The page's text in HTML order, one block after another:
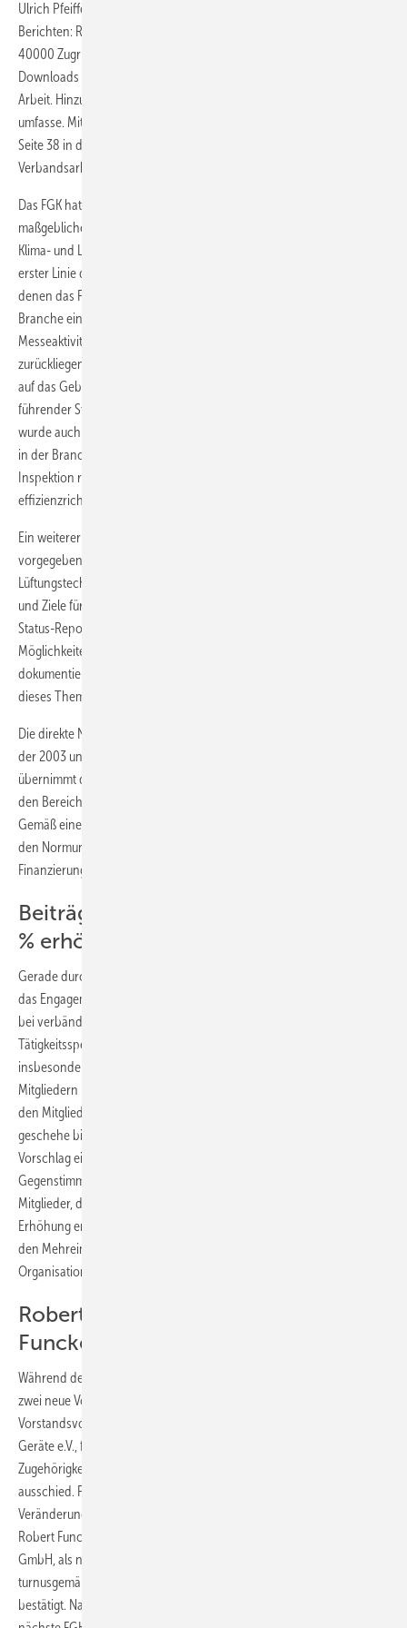
Ulrich Pfeiffenberger und Geschäftsführer Günther Mertz in ihren
Berichten: Rund 9 Mio. Veröffentlichungen in der Pressearbeit, bis zu
40000 Zugriffe pro Woche auf die FGK-Internetseiten und ca. 336000
Downloads im Berichtszeitraum dokumentierten die erfolgreiche FGK-
Arbeit. Hinzu käme, dass die FGK-Literaturliste mittlerweile 141 Titel
umfasse. Mit den FGK-Status-Reports sowie dem Klima-Tag (Bericht ab
Seite 38 in dieser Ausgabe) hätte das FGK wichtige Instrumente für die
Verbandsarbeit etabliert.
Das FGK hat sich damit von der „PR-Agentur der Branche“ zu einer
maßgeblichen Inter­essenvertretung für den gesamten Bereich der
Klima- und Lüftungstechnik entwickelt. Schwerpunkte dabei sind in
erster Linie die intensive Lobbyarbeit, die Normungsaktivitäten, bei
denen das FGK mittlerweile eine führende Stellung innerhalb der
Branche eingenommen hat, die nationalen und internationalen
Messeaktivitäten und das Internet-Informationsangebot. In den
zurückliegenden zwölf Monaten konzentrierte sich die Lobbyarbeit
auf das Gebiet der Energieeinsparverordnung, wobei das FGK an
führender Stelle die Entwicklung der DIN 18599 beeinflusste. So
wurde auch in ­enger Kooperation mit dem Bundesbauministerium die
in der Branche viel beachtete Grundlage für die „Energetische
Inspektion raumlufttechnischer Anlagen“ nach der EU-Gebäude­
effizienzrichtlinie erstellt.
Ein weiterer Fokus der Lobbyarbeit lag in der von der EU
vorgegebenen Nutzung erneuerbarer Energien in der Klima- und
Lüftungstechnik. Hier will das FGK ebenfalls Grund­lagen erarbeiten
und Ziele für den Einsatz erneuerbarer Energien definieren. Ein FGK
Status-Report, der kurz vor der Veröffentlichung steht, wird die
Möglichkeiten des Einsatzes erneuerbarer Energien zu Kühlzwecken ­
dokumentieren. Ferner soll sich eine Ad-hoc-Arbeitsgruppe intensiv
dieses Themas an­nehmen.
Die direkte Normungsarbeit konnte trotz knapper finanzieller Mittel in
der 2003 und 2004 begonnenen Weise fortgeführt werden. Dabei
übernimmt das FGK beim DIN wesentlich die Grundfinanzierung für
den Bereich der Wohnungslüftung AA 2.51 und Berechnung AA 2.54.
Gemäß einer ­Rahmenvereinbarung mit dem DIN ist die Mitarbeit in
den Normungsgremien für ­Mitgliedsfirmen des FGK, die sich an der ­
Finanzierung der Normung beteiligen, kostenfrei.
Beiträge ohne Gegenstimme um 25
% erhöht
Gerade durch die intensive Lobby- und Normungsarbeit, aber auch
das Engagement bei nationalen und internationalen Messen sowie
bei verbändeübergreifenden Aktivitäten hat sich das
Tätigkeitsspektrum des FGK stark erweitert. Ulrich Pfeiffenberger und
insbesondere Vorstandsmitglied Helmut Franzen erläuterten dies den
Mitgliedern nochmals eindringlich. Die Geschäftsstelle sei allein aus
den Mitgliedsbeiträgen schon lange nicht mehr zu finanzieren – dies
geschehe bisher über andere Einnahmequellen. So wurde der
Vorschlag einer Erhöhung der Mitgliedsbeiträge um 25% ohne
Gegenstimmen (bei vier Enthaltungen) angenommen. Für neue
Mitglieder, die erst in diesem Geschäftsjahr eingetreten sind, gilt die
Erhöhung erst im nächsten Jahr bzw. ist für dieses Jahr freiwillig. Mit
den Mehreinnahmen von rund 40 000 Euro soll der Bereich
Organisation und Technik personell verstärkt werden.
Robert Baumeister und Robert
Funcke neu im Vorstand
Während der Jahreshauptversammlung wählten die Mitglieder ferner
zwei neue Vorstandsmitglieder: Robert Baumeister,
Vorstandsvorsitzender des Herstellerverbandes Raumlufttechnische
Geräte e.V., folgte Willy Kober, AL-KO Therm, der nach langjähriger
Zugehörigkeit aus gesundheitlichen Gründen aus dem FGK-Vorstand
ausschied. Für Heribert Bach, Imtech, der aufgrund beruflicher
Veränderungen nicht mehr für den FGK-Vorstand kandidierte, wurde
Robert Funcke, geschäftsführender Gesellschafter der Caverion
GmbH, als neues Mitglied in den Vorstand gewählt. Die übrigen
turnusgemäß zu wählenden Vorstandsmitglieder wurden in ihrem Amt
bestätigt. Nach dem derzeitigen Stand der Planungen wird die